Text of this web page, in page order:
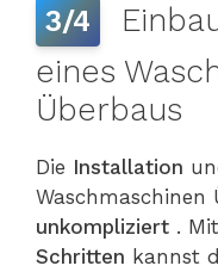
3/4
eines
Überbaus
Die Installation
Waschmaschinen
unkompliziert .
Schritten kannst